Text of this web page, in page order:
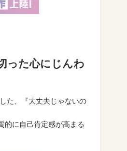
った心にじんわ
た、『大丈夫じゃないの
的に自己肯定感が高まる